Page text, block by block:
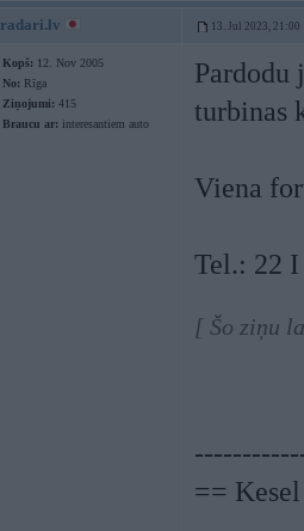
radari.lv 13. Jul 2023, 21:00
Kopš: 12. Nov 2005
No: Rīga
Ziņojumi: 415
Braucu ar: interesantiem auto
Pardodu
turbinas
Viena
Tel.: 22
[ Šo ziņu
==